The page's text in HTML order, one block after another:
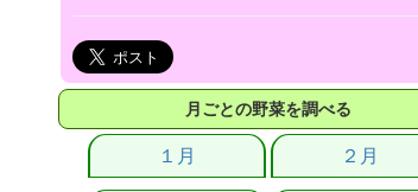
月ごとの野菜を調べる
１月 ２月